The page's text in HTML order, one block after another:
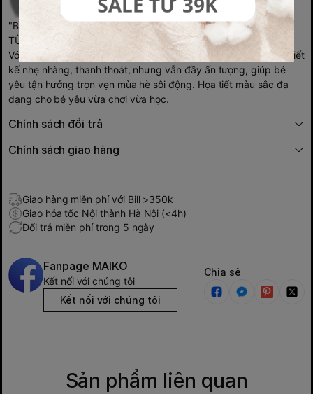
"BỘ SƯU TẬP HÈ 2025 – COTTON TINH KHIẾT, THOẢI MÁI
TỪNG NGÀY!"
Với cảm hứng từ thiên nhiên rực rỡ, MAIKO mang đến những thiết
kế nhẹ nhàng, thanh thoát, nhưng vẫn đầy ấn tượng, giúp bé
yêu tận hưởng trọn vẹn mùa hè sôi động. Họa tiết màu sắc đa
dạng cho bé yêu vừa chơi vừa học.
Chính sách đổi trả
Chính sách giao hàng
Giao hàng miễn phí với Bill >350k
Giao hỏa tốc Nội thành Hà Nội (<4h)
Đổi trả miễn phí trong 5 ngày
Fanpage MAIKO
Kết nối với chúng tôi
Kết nối với chúng tôi
Chia sẻ
Sản phẩm liên quan